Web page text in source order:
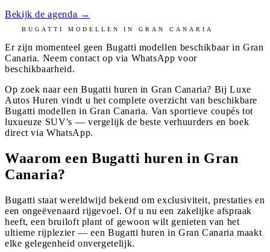
Bekijk de agenda →
BUGATTI MODELLEN INGRAN CANARIA
Er zijn momenteel geen Bugatti modellen beschikbaar inGran
Canaria. Neem contact op via WhatsApp voor
beschikbaarheid.
Op zoek naar een Bugatti huren in Gran Canaria? Bij Luxe
Autos Huren vindt u het complete overzicht van beschikbare
Bugatti modellen in Gran Canaria. Van sportieve coupés tot
luxueuze SUV's — vergelijk de beste verhuurders en boek
direct via WhatsApp.
Waarom een Bugatti huren in Gran
Canaria?
Bugatti staat wereldwijd bekend om exclusiviteit, prestaties en
een ongeëvenaard rijgevoel. Of u nu een zakelijke afspraak
heeft, een bruiloft plant of gewoon wilt genieten van het
ultieme rijplezier — een Bugatti huren in Gran Canaria maakt
elke gelegenheid onvergetelijk.